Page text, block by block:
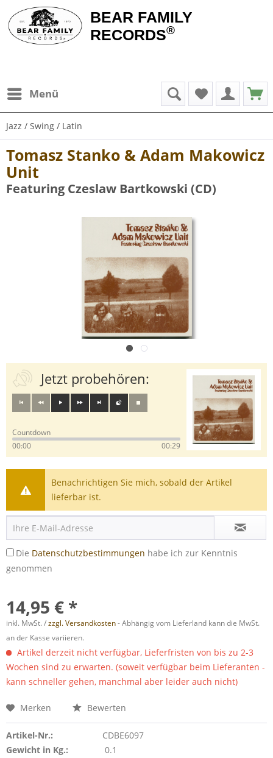
BEAR FAMILY
RECORDS®
Menü
Jazz / Swing / Latin
Tomasz Stanko & Adam Makowicz
Unit
Featuring Czeslaw Bartkowski (CD)
Jetzt probehören:
Countdown
00:00
00:29
Benachrichtigen Sie mich, sobald der Artikel
lieferbar ist.
Die Datenschutzbestimmungen habe ich zur Kenntnis
genommen
14,95 € *
inkl. MwSt. /zzgl. Versandkosten- Abhängig vom Lieferland kann die MwSt.
an der Kasse variieren.
Artikel derzeit nicht verfügbar, Lieferfristen von bis zu 2-3
Wochen sind zu erwarten. (soweit verfügbar beim Lieferanten -
kann schneller gehen, manchmal aber leider auch nicht)
Merken Bewerten
Artikel-Nr.:
CDBE6097
Gewicht in Kg.:
0.1